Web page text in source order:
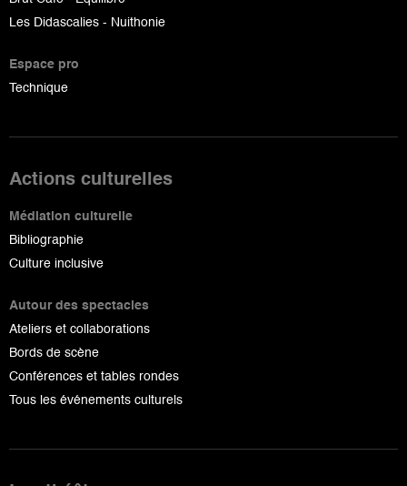
Les Didascalies - Nuithonie
Espace pro
Technique
Actions culturelles
Médiation culturelle
Bibliographie
Culture inclusive
Autour des spectacles
Ateliers et collaborations
Bords de scène
Conférences et tables rondes
Tous les événements culturels